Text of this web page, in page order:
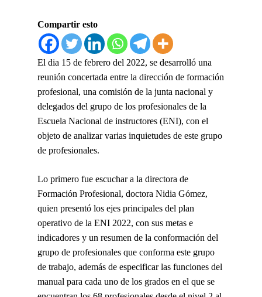
Compartir esto
El dia 15 de febrero del 2022, se desarrolló una
reunión concertada entre la dirección de formación
profesional, una comisión de la junta nacional y
delegados del grupo de los profesionales de la
Escuela Nacional de instructores (ENI), con el
objeto de analizar varias inquietudes de este grupo
de profesionales.
Lo primero fue escuchar a la directora de
Formación Profesional, doctora Nidia Gómez,
quien presentó los ejes principales del plan
operativo de la ENI 2022, con sus metas e
indicadores y un resumen de la conformación del
grupo de profesionales que conforma este grupo
de trabajo, además de especificar las funciones del
manual para cada uno de los grados en el que se